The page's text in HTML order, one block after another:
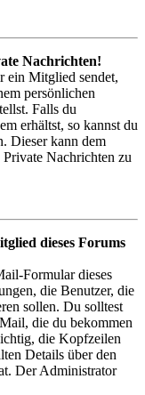
Nachrichten!
ein Mitglied sendet,
persönlichen
Falls du
erhältst, so kannst du
Dieser kann dem
Nachrichten zu
dieses Forums
Formular dieses
die Benutzer, die
sollen. Du solltest
die du bekommen
die Kopfzeilen
Details über den
Der Administrator